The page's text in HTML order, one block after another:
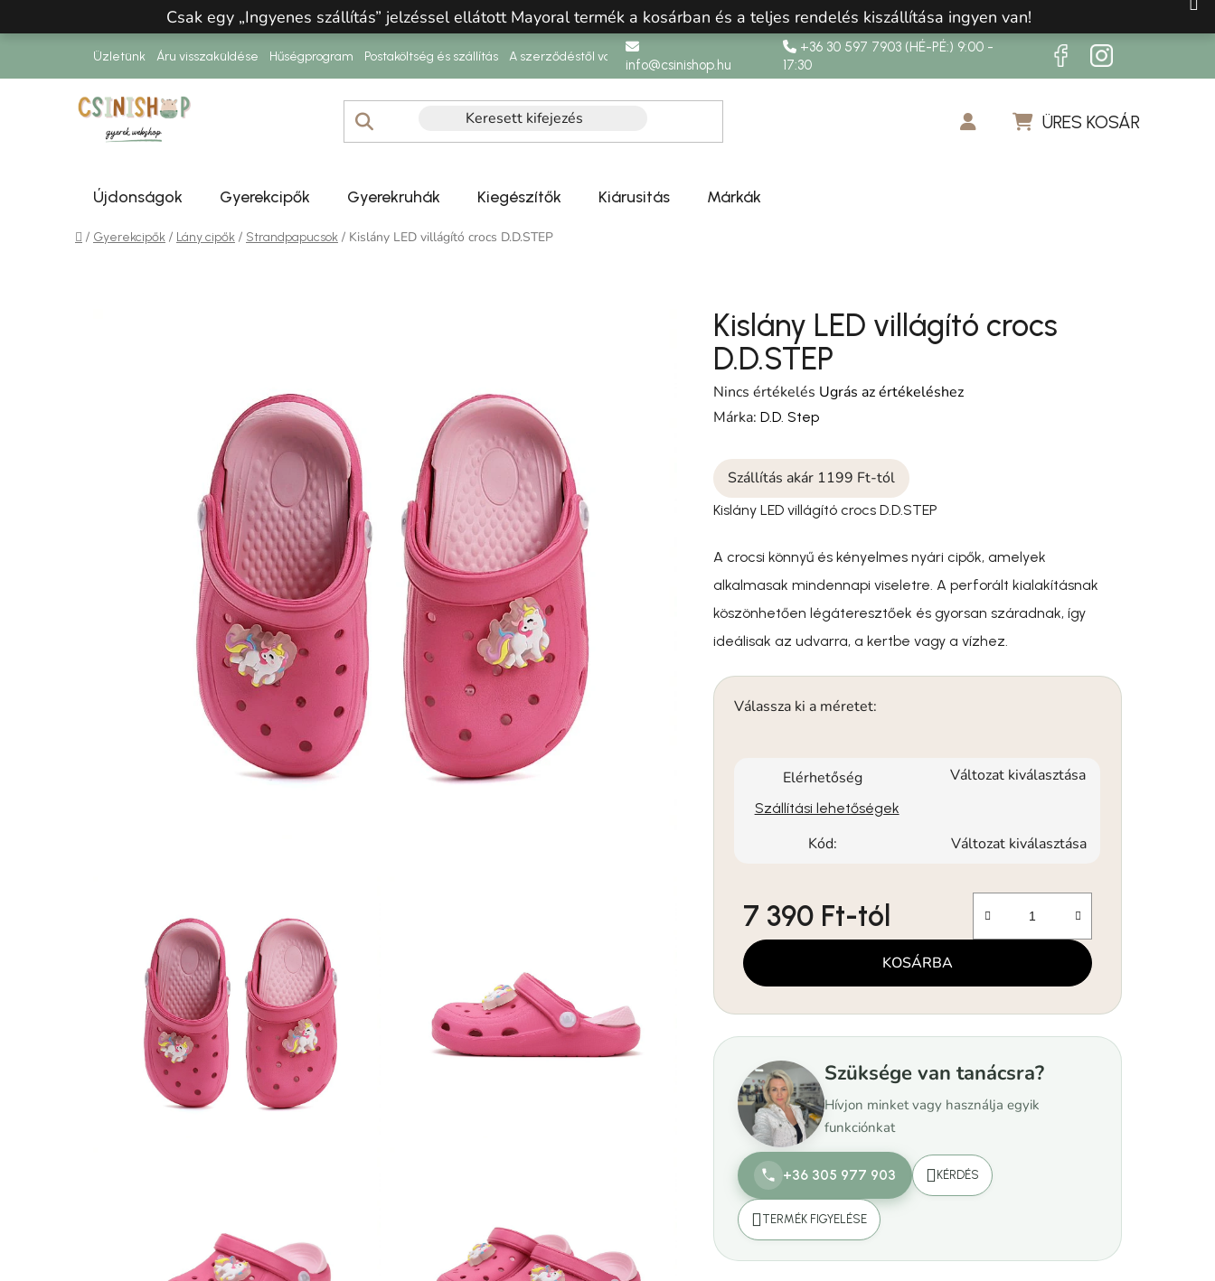
Csak egy „Ingyenes szállítás” jelzéssel ellátott Mayoral termék a kosárban és a teljes rendelés kiszállítása ingyen van!
Üzletünk Áru visszaküldése Hűségprogram Postaköltség és szállítás A szerződéstől való elállásinfo@csinishop.hu
+36 30 597 7903 (HÉ-PÉ:) 9:00 -
17:30
ÜRES KOSÁR
Újdonságok Gyerekcipők Gyerekruhák Kiegészítők Kiárusitás Márkák
Kezdőlap
/ Gyerekcipők / Lány cipők / Strandpapucsok / Kislány LED villágító crocs D.D.STEP
Kislány LED villágító crocs
D.D.STEP
A termék átlagos értékelése 5-ből 0,0 csillag.
Nincs értékelés Ugrás az értékeléshez
Márka:D.D. Step
Szállítás akár 1199 Ft-tól
Kislány LED villágító crocs D.D.STEP
A crocsi könnyű és kényelmes nyári cipők, amelyek
alkalmasak mindennapi viseletre. A perforált kialakításnak
köszönhetően légáteresztőek és gyorsan száradnak, így
ideálisak az udvarra, a kertbe vagy a vízhez.
Válassza ki a méretet:
Elérhetőség Változat kiválasztása
Szállítási lehetőségek
Kód: Változat kiválasztása
7 390 Ft-tól
Egységár:
KOSÁRBA
Szüksége van tanácsra?
Hívjon minket vagy használja egyik
funkciónkat
+36 305 977 903 KÉRDÉS
TERMÉK FIGYELÉSE